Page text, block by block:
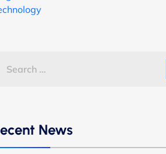
News